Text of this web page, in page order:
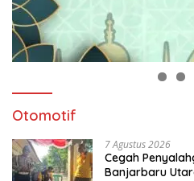
Otomotif
7 Agustus 2026
Cegah
Banjarbaru